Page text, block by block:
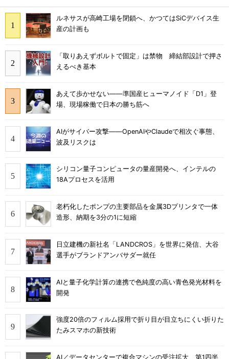
ルネサスが高崎工場を閉鎖へ、かつてはSiCデバイス生
産の計画も
「取りあえずボルトで固定」は禁物 締結部設計で押さ
えるべき基本
あえて歩かせない――準国産ヒューマノイド「D1」登
場、現場稼働で日本の勝ち筋へ
AIがサイバー攻撃――OpenAIやClaudeで相次ぐ事態、
波及リスクは
シリコン量子コンピュータの量産開発へ、インテルの
18Aプロセスを活用
老朽化したポンプの主要部品を金属3Dプリンタで一体
造形、納期を3分の1に短縮
日立建機の新社名「LANDCROS」を世界に発信、大谷
選手がブランドアンバサダー就任
AIと量子化学計算の連携で色純度の高い青色発光材料を
開発
強度20倍のフィルム採用で折り目が目立ちにくい折りた
たみスマホの新技術
AI／データセンターで複合マシンの受注拡大、第1四半